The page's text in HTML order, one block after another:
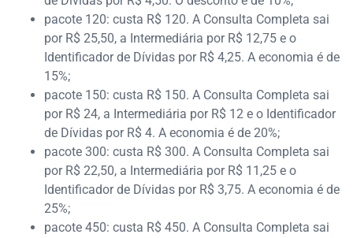
pacote 120: custa R$ 120. A Consulta Completa sai
por R$ 25,50, a Intermediária por R$ 12,75 e o
Identificador de Dívidas por R$ 4,25. A economia é de
15%;
pacote 150: custa R$ 150. A Consulta Completa sai
por R$ 24, a Intermediária por R$ 12 e o Identificador
de Dívidas por R$ 4. A economia é de 20%;
pacote 300: custa R$ 300. A Consulta Completa sai
por R$ 22,50, a Intermediária por R$ 11,25 e o
Identificador de Dívidas por R$ 3,75. A economia é de
25%;
pacote 450: custa R$ 450. A Consulta Completa sai